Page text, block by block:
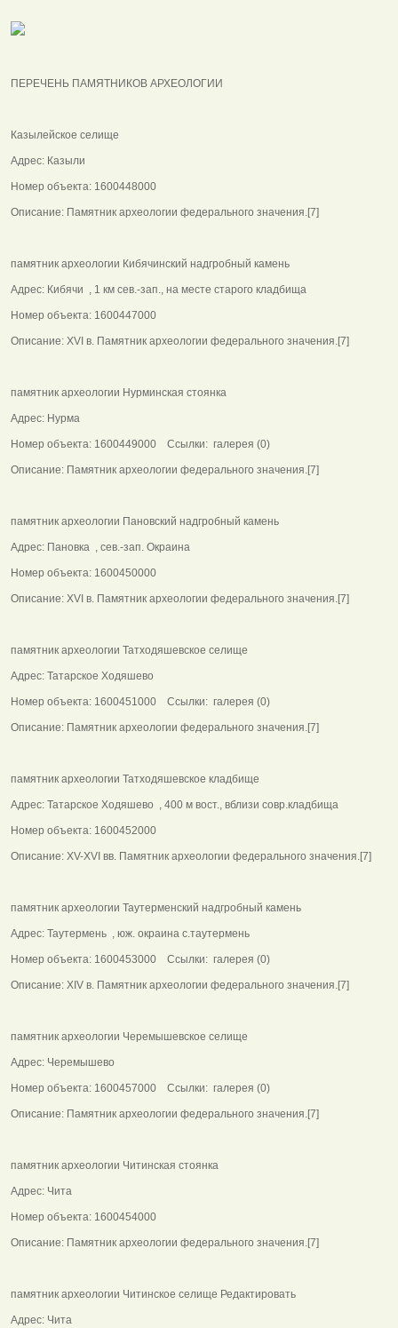
ПЕРЕЧЕНЬ ПАМЯТНИКОВ АРХЕОЛОГИИ
Казылейское селище
Адрес: Казыли
Номер объекта: 1600448000
Описание: Памятник археологии федерального значения.[7]
памятник археологии Кибячинский надгробный камень
Адрес: Кибячи , 1 км сев.-зап., на месте старого кладбища
Номер объекта: 1600447000
Описание: XVI в. Памятник археологии федерального значения.[7]
памятник археологии Нурминская стоянка
Адрес: Нурма
Номер объекта: 1600449000 Ссылки: галерея (0)
Описание: Памятник археологии федерального значения.[7]
памятник археологии Пановский надгробный камень
Адрес: Пановка , сев.-зап. Окраина
Номер объекта: 1600450000
Описание: XVI в. Памятник археологии федерального значения.[7]
памятник археологии Татходяшевское селище
Адрес: Татарское Ходяшево
Номер объекта: 1600451000 Ссылки: галерея (0)
Описание: Памятник археологии федерального значения.[7]
памятник археологии Татходяшевское кладбище
Адрес: Татарское Ходяшево , 400 м вост., вблизи совр.кладбища
Номер объекта: 1600452000
Описание: XV-XVI вв. Памятник археологии федерального значения.[7]
памятник археологии Таутерменский надгробный камень
Адрес: Таутермень , юж. окраина с.таутермень
Номер объекта: 1600453000 Ссылки: галерея (0)
Описание: XIV в. Памятник археологии федерального значения.[7]
памятник археологии Черемышевское селище
Адрес: Черемышево
Номер объекта: 1600457000 Ссылки: галерея (0)
Описание: Памятник археологии федерального значения.[7]
памятник археологии Читинская стоянка
Адрес: Чита
Номер объекта: 1600454000
Описание: Памятник археологии федерального значения.[7]
памятник археологии Читинское селище Редактировать
Адрес: Чита